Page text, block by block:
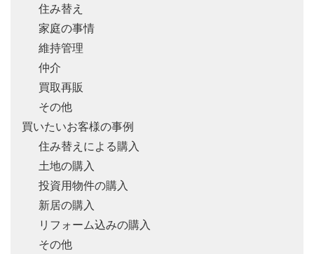
住み替え
家庭の事情
維持管理
仲介
買取再販
その他
買いたいお客様の事例
住み替えによる購入
土地の購入
投資用物件の購入
新居の購入
リフォーム込みの購入
その他